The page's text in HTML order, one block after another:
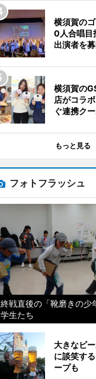
横須賀の
0人合唱
出演者を
横須賀の
店がコラ
ぐ連携ク
もっと見る
フォトフラッシュ
終戦直後の「靴磨きの少
学生たち
大きなビ
に談笑す
ープも